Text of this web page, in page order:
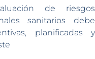
de riesgos
sanitarios debe
planificadas y